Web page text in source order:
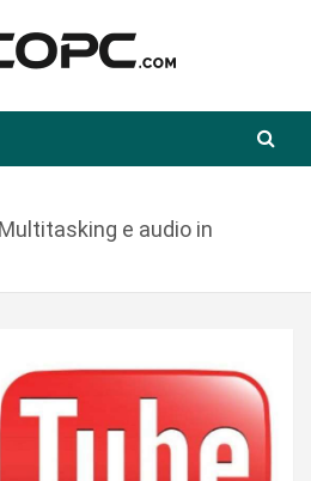
e audio in